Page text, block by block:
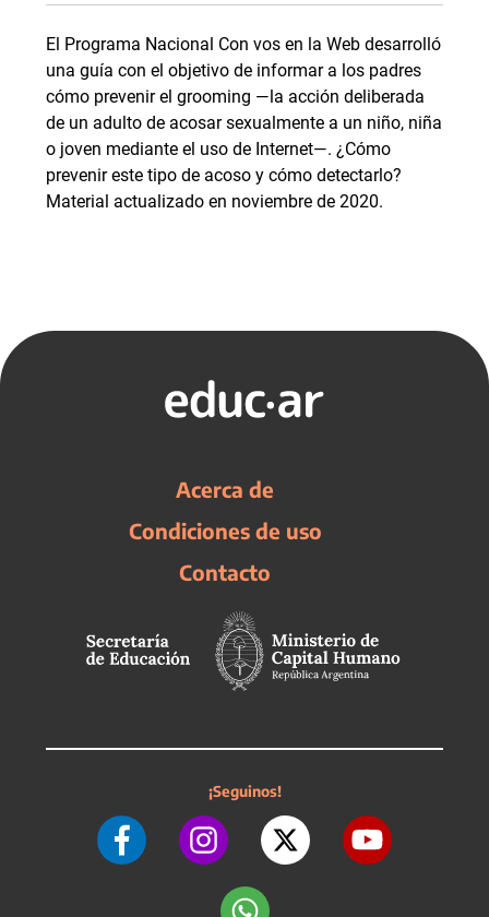
El Programa Nacional Con vos en la Web desarrolló
una guía con el objetivo de informar a los padres
cómo prevenir el grooming —la acción deliberada
de un adulto de acosar sexualmente a un niño, niña
o joven mediante el uso de Internet—. ¿Cómo
prevenir este tipo de acoso y cómo detectarlo?
Material actualizado en noviembre de 2020.
Acerca de
Condiciones de uso
Contacto
¡Seguinos!